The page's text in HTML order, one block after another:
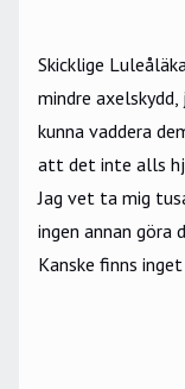
Skicklige
mindre axelskydd,
kunna vaddera
att det inte alls
Jag vet ta mig
ingen annan göra
Kanske finns